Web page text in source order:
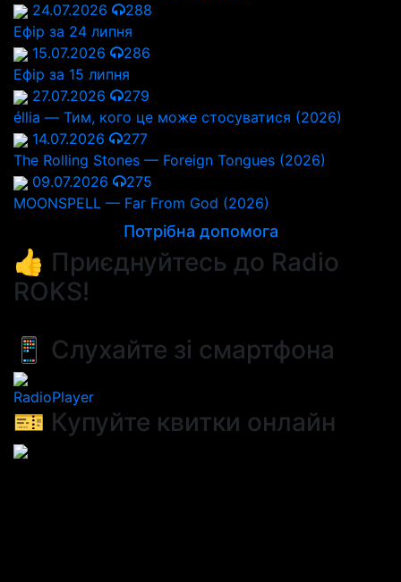
24.07.2026
288
Ефір за 24 липня
15.07.2026
286
Ефір за 15 липня
27.07.2026
279
éllia — Тим, кого це може стосуватися (2026)
14.07.2026
277
The Rolling Stones — Foreign Tongues (2026)
09.07.2026
275
MOONSPELL — Far From God (2026)
Потрібна допомога
👍 Приєднуйтесь до Radio
ROKS!
📱 Слухайте зі смартфона
RadioPlayer
🎫 Купуйте квитки онлайн